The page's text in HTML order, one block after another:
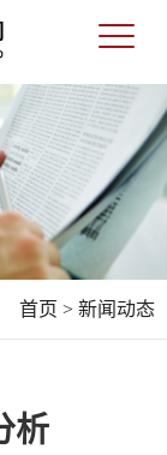
首页 > 新闻动态
析